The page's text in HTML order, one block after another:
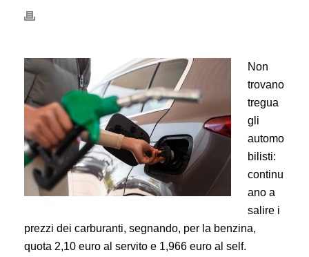
Non
trovano
tregua
gli
automo
bilisti:
continu
ano a
salire i
prezzi dei carburanti, segnando, per la benzina,
quota 2,10 euro al servito e 1,966 euro al self.